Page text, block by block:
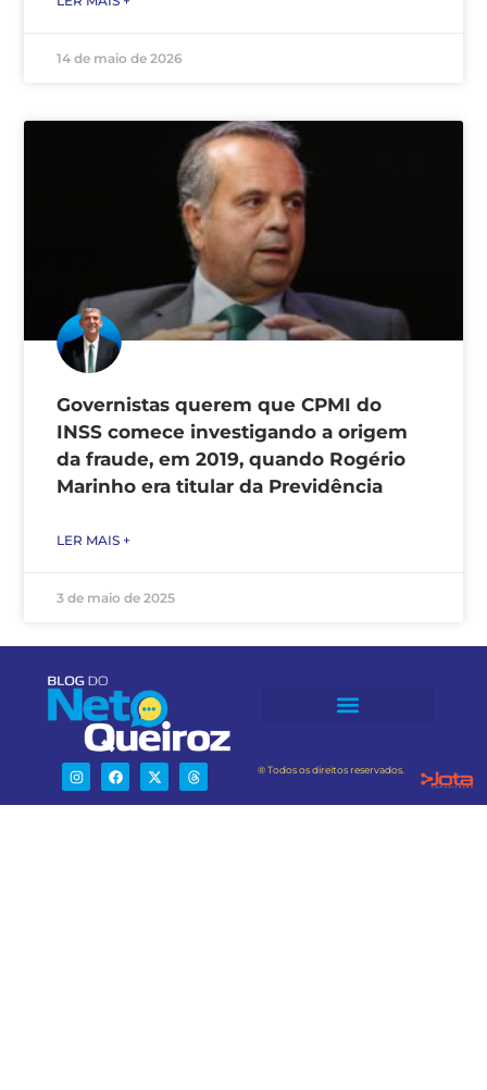
14 de maio de 2026
Governistas querem que CPMI do
INSS comece investigando a origem
da fraude, em 2019, quando Rogério
Marinho era titular da Previdência
LER MAIS +
3 de maio de 2025
® Todos os direitos reservados.